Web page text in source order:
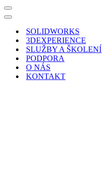
Navigační
menu
Navigační
SOLIDWORKS
3DEXPERIENCE
SLUŽBY A ŠKOLENÍ
PODPORA
O NÁS
KONTAKT